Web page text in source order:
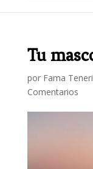
Tu
por Fama
Comentarios